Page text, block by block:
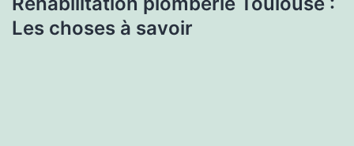
Les choses à savoir